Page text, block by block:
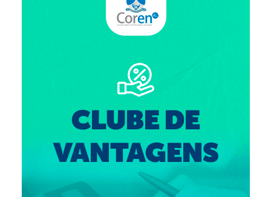
Desagravo Público
Processos Éticos
Suspensão do Exercício Profissional
Procedimento para registro
Clube de Vantagens
Valores dos serviços